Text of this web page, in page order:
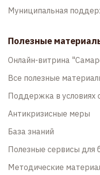
Муниципальная
Полезные
Онлайн-витрина
Все полезные
Поддержка в условиях
Антикризисные меры
База знаний
Полезные сервисы для
Методические